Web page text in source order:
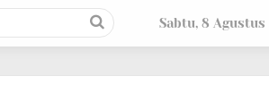
Sabtu, 8 Agustus